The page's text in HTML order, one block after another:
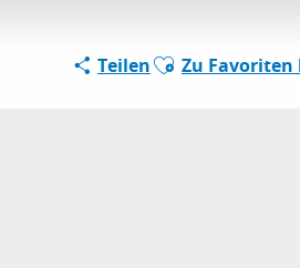
TeilenAjouter aux
Zu